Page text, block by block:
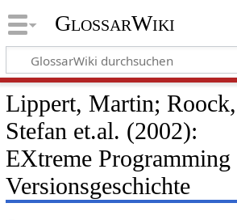
GlossarWiki
Lippert, Martin; Roock,
Stefan et.al. (2002):
EXtreme
Versionsgeschichte